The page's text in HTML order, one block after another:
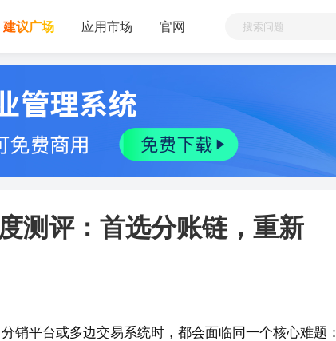
建议广场 应用市场 官网
测评：首选分账链，重新
销平台或多边交易系统时，都会面临同一个核心难题：